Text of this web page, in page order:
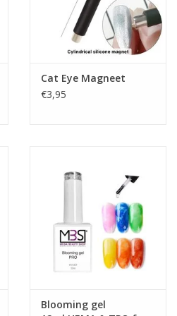
Cat Eye Magneet
€3,95
Blooming gel